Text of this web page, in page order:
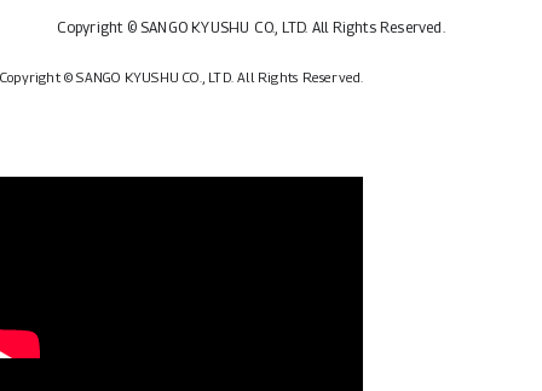
Copyright © SANGO KYUSHU CO., LTD. All Rights Reserved.
Copyright © SANGO KYUSHU CO., LTD.All Rights Reserved.